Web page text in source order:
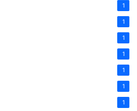
1
1
1
1
1
1
1